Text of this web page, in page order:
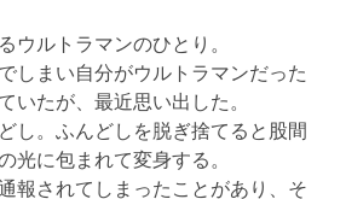
ウルトラマンのひとり。
しまい自分がウルトラマンだった
いたが、最近思い出した。
し。ふんどしを脱ぎ捨てると股間
光に包まれて変身する。
報されてしまったことがあり、そ